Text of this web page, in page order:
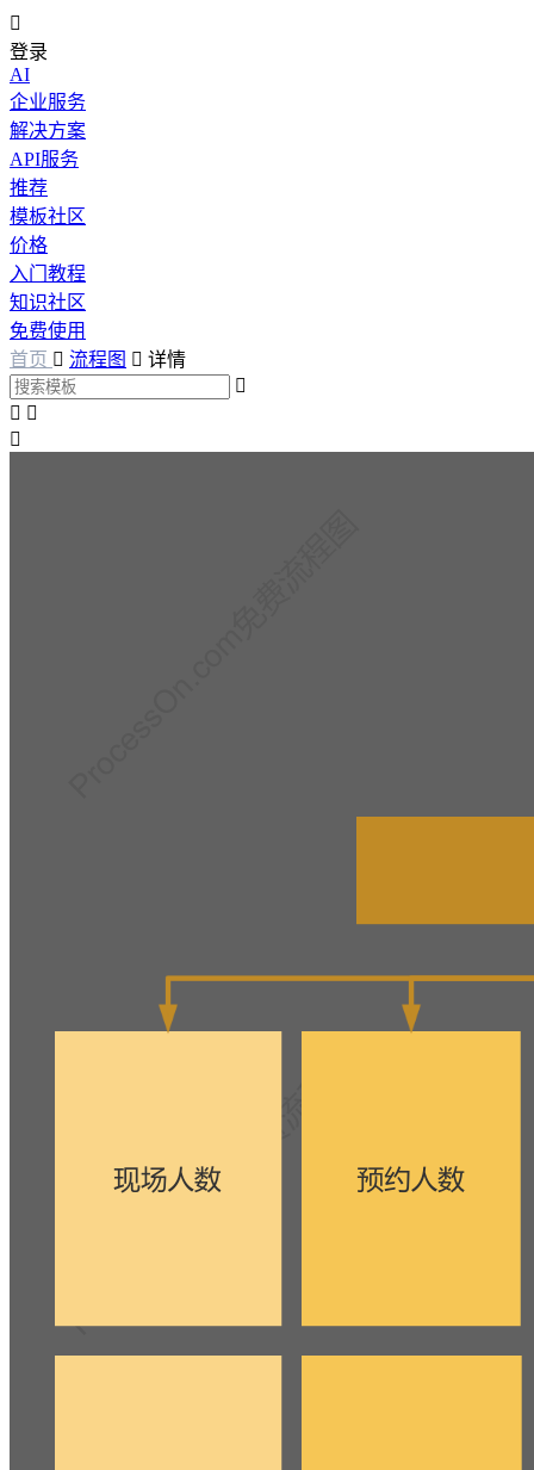

登录
AI
企业服务
解决方案
API服务
推荐
模板社区
价格
入门教程
知识社区
免费使用
首页  流程图  详情

 
